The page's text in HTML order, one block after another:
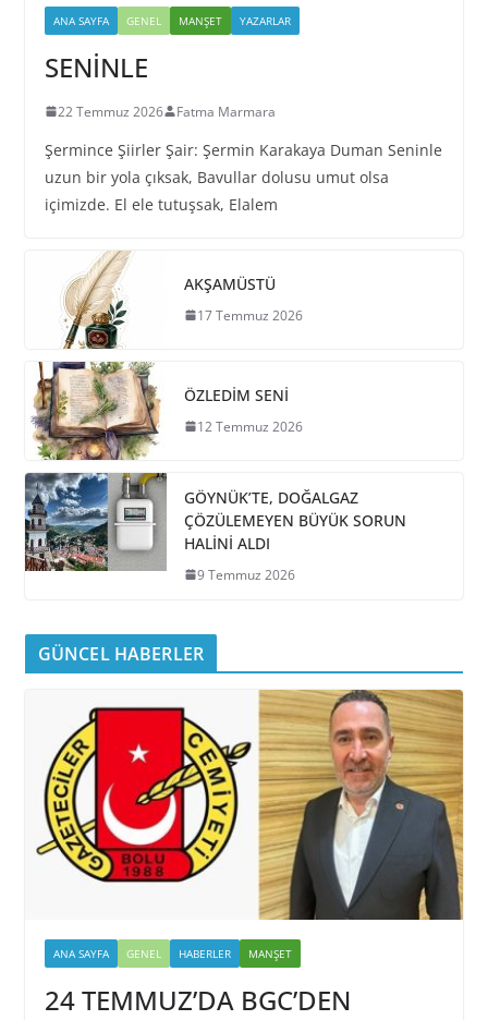
ANA SAYFA GENEL MANŞET YAZARLAR
SENİNLE
22 Temmuz 2026 Fatma Marmara
Şermince Şiirler Şair: Şermin Karakaya Duman Seninle
uzun bir yola çıksak, Bavullar dolusu umut olsa
içimizde. El ele tutuşsak, Elalem
AKŞAMÜSTÜ
17 Temmuz 2026
ÖZLEDİM SENİ
12 Temmuz 2026
GÖYNÜK’TE, DOĞALGAZ
ÇÖZÜLEMEYEN BÜYÜK SORUN
HALİNİ ALDI
9 Temmuz 2026
GÜNCEL HABERLER
ANA SAYFA GENEL HABERLER MANŞET
24 TEMMUZ’DA BGC’DEN